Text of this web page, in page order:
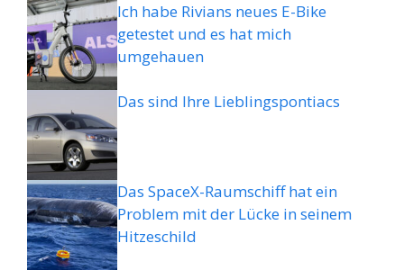
Ich habe Rivians neues E-Bike
getestet und es hat mich
umgehauen
Das sind Ihre Lieblingspontiacs
Das SpaceX-Raumschiff hat ein
Problem mit der Lücke in seinem
Hitzeschild